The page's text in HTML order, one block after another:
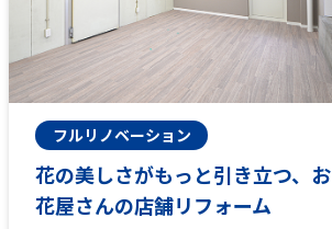
フルリノベーション
花の美しさがもっと引き立つ、お
花屋さんの店舗リフォーム